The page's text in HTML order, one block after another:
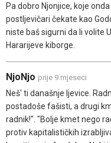
Pa dobro Njonjice, koje
postljevičari čekate kao
niste baš sigurni da li volite
Hararijeve kiborge.
NjoNjo prije 9 mjeseci
Neš' ti današnje ljevice.
postadoše fašisti, a drugi
radnik!". "Bolje kmet nego
protiv kapitalističkih